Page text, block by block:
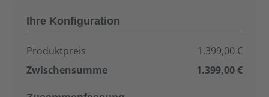
Ihre Konfiguration
Produktpreis
1.399,00 €
Zwischensumme
1.399,00 €